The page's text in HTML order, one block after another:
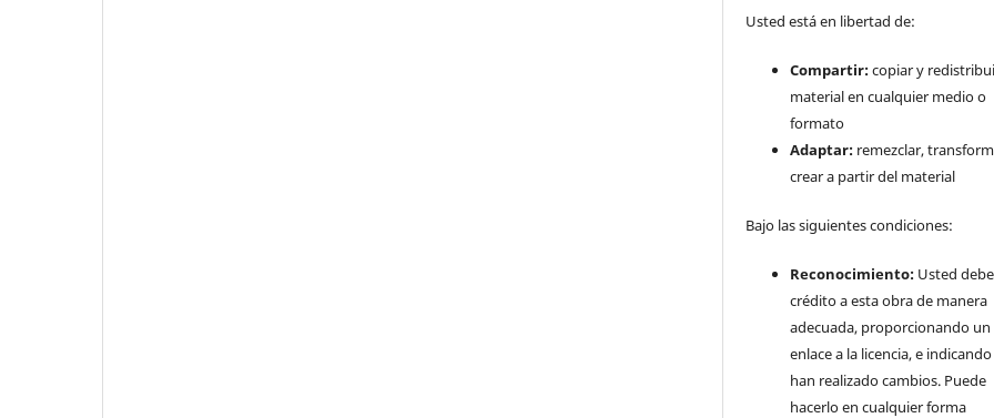
Usted está en libertad de:
Compartir:copiar y
material en cualquier medio o
formato
Adaptar: remezclar,
crear a partir del material
Bajo las siguientes condiciones:
Reconocimiento: Usted
crédito a esta obra de manera
adecuada, proporcionando un
enlace a la licencia, e indicando
han realizado cambios. Puede
hacerlo en cualquier forma